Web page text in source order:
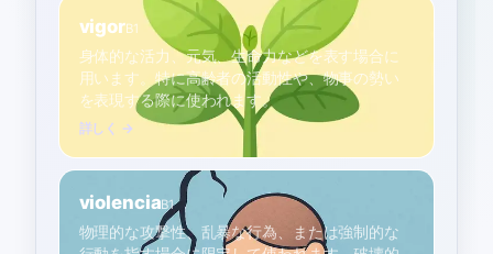
vigorB1
身体的な活力、元気、生命力などを表す場合に
用います。特に高齢者の活動性や、物事の勢い
を表現する際に使われます。
詳しく →
violenciaB1
物理的な攻撃性、乱暴な行為、または強制的な